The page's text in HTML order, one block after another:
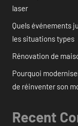
laser
Quels événements
les situations types
Rénovation de
Pourquoi
de réinventer son
Recent